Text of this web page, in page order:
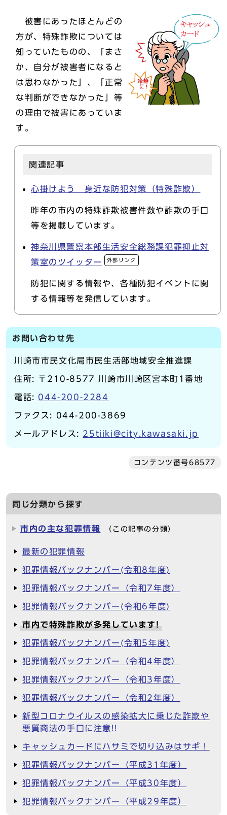
被害にあったほとんどの
方が、特殊詐欺については
知っていたものの、「まさ
か、自分が被害者になると
は思わなかった」、「正常
な判断ができなかった」等
の理由で被害にあっていま
す。
関連記事
心掛けよう 身近な防犯対策（特殊詐欺）
昨年の市内の特殊詐欺被害件数や詐欺の手口
等を掲載しています。
神奈川県警察本部生活安全総務課犯罪抑止対
策室のツイッター
外部リンク
防犯に関する情報や、各種防犯イベントに関
する情報等を発信しています。
お問い合わせ先
川崎市市民文化局市民生活部地域安全推進課
住所: 〒210-8577 川崎市川崎区宮本町1番地
電話: 044-200-2284
ファクス: 044-200-3869
メールアドレス: 25tiiki@city.kawasaki.jp
コンテンツ番号68577
同じ分類から探す
市内の主な犯罪情報 （この記事の分類）
最新の犯罪情報
犯罪情報バックナンバー(令和8年度)
犯罪情報バックナンバー（令和7年度）
犯罪情報バックナンバー(令和6年度)
市内で特殊詐欺が多発しています!
犯罪情報バックナンバー(令和5年度)
犯罪情報バックナンバー（令和4年度）
犯罪情報バックナンバー（令和3年度）
犯罪情報バックナンバー（令和2年度）
新型コロナウイルスの感染拡大に乗じた詐欺や
悪質商法の手口に注意!!
キャッシュカードにハサミで切り込みはサギ！
犯罪情報バックナンバー（平成31年度）
犯罪情報バックナンバー（平成30年度）
犯罪情報バックナンバー（平成29年度）